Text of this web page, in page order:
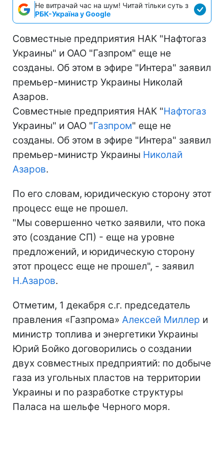
Не витрачай час на шум! Читай тільки суть з
РБК-Україна у Google
Совместные предприятия НАК "Нафтогаз
Украины" и ОАО "Газпром" еще не
созданы. Об этом в эфире "Интера" заявил
премьер-министр Украины Николай
Азаров.
Совместные предприятия НАК "Нафтогаз
Украины" и ОАО "Газпром" еще не
созданы. Об этом в эфире "Интера" заявил
премьер-министр Украины Николай
Азаров.
По его словам, юридическую сторону этот
процесс еще не прошел.
"Мы совершенно четко заявили, что пока
это (создание СП) - еще на уровне
предложений, и юридическую сторону
этот процесс еще не прошел", - заявил
Н.Азаров.
Отметим, 1 декабря с.г. председатель
правления «Газпрома» Алексей Миллер и
министр топлива и энергетики Украины
Юрий Бойко договорились о создании
двух совместных предприятий: по добыче
газа из угольных пластов на территории
Украины и по разработке структуры
Паласа на шельфе Черного моря.